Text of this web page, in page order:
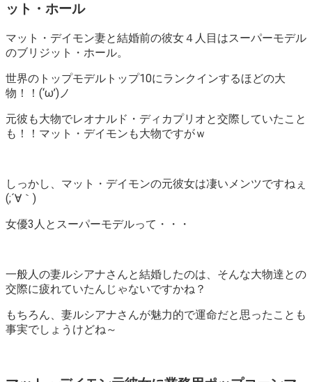
ット・ホール
マット・デイモン妻と結婚前の彼女４人目はスーパーモデル
のブリジット・ホール。
世界のトップモデルトップ10にランクインするほどの大
物！！(‘ω’)ノ
元彼も大物でレオナルド・ディカプリオと交際していたこと
も！！マット・デイモンも大物ですがｗ
しっかし、マット・デイモンの元彼女は凄いメンツですねぇ
(;´∀｀)
女優3人とスーパーモデルって・・・
一般人の妻ルシアナさんと結婚したのは、そんな大物達との
交際に疲れていたんじゃないですかね？
もちろん、妻ルシアナさんが魅力的で運命だと思ったことも
事実でしょうけどね～